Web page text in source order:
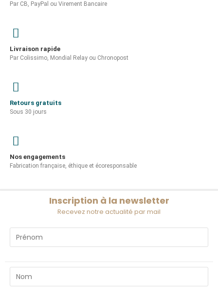
Par CB, PayPal ou Virement Bancaire
Livraison rapide
Par Colissimo, Mondial Relay ou Chronopost
Retours gratuits
Sous 30 jours
Nos engagements
Fabrication française, éthique et écoresponsable
Inscription à la newsletter
Recevez notre actualité par mail